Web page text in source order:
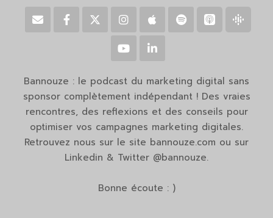
Bannouze : le podcast du marketing digital sans
sponsor complètement indépendant ! Des vraies
rencontres, des reflexions et des conseils pour
optimiser vos campagnes marketing digitales.
Retrouvez nous sur le site bannouze.com ou sur
Linkedin & Twitter @bannouze.
Bonne écoute : )